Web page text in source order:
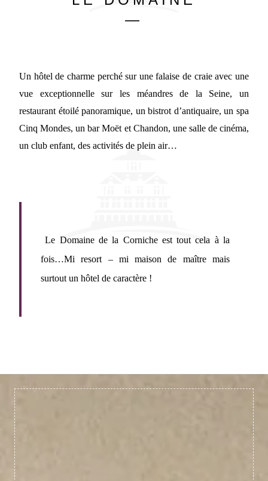
—
Un hôtel de charme perché sur une falaise de craie avec une
vue exceptionnelle sur les méandres de la Seine, un
restaurant étoilé panoramique, un bistrot d’antiquaire, un spa
Cinq Mondes, un bar Moët et Chandon, une salle de cinéma,
un club enfant, des activités de plein air…
Le Domaine de la Corniche est tout cela à la
fois…Mi resort – mi maison de maître mais
surtout un hôtel de caractère !